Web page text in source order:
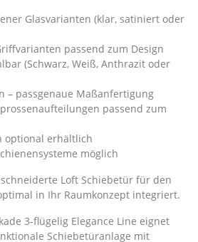
Glasvarianten (klar, satiniert oder
passend zum Design
(Schwarz, Weiß, Anthrazit oder
– passgenaue Maßanfertigung
passend zum
optional erhältlich
möglich
Loft Schiebetür für den
in Ihr Raumkonzept integriert.
3-flügelig Elegance Line eignet
Schiebetüranlage mit